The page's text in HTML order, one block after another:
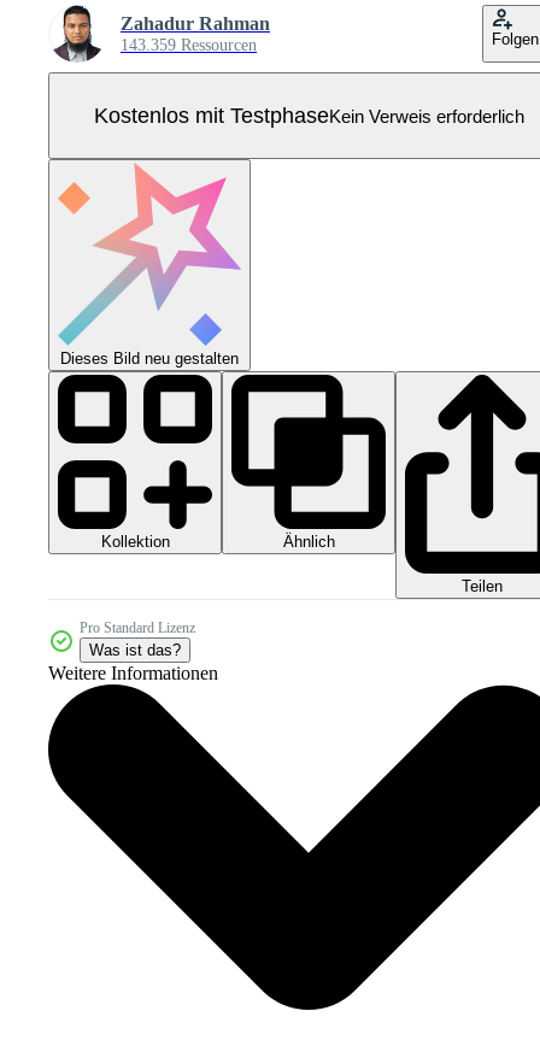
Zahadur Rahman
143.359 Ressourcen Folgen
Kostenlos mit TestphaseKein Verweis erforderlich
Dieses Bild neu gestalten
Kollektion Ähnlich
Teilen
Pro Standard Lizenz
Was ist das?
Weitere Informationen